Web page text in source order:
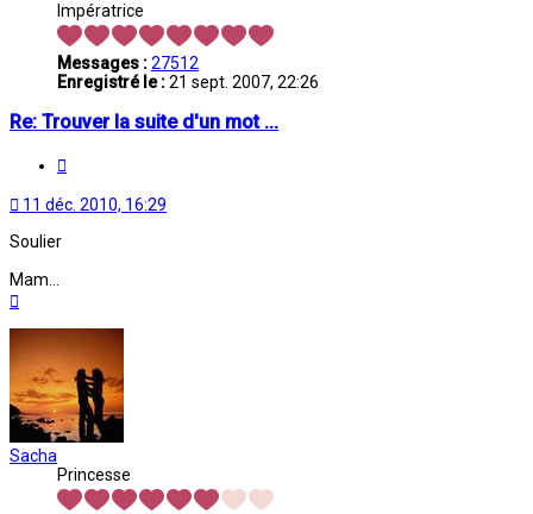
Impératrice
Messages :27512
Enregistré le :21 sept. 2007, 22:26
Re: Trouver la suite d'un mot ...
11 déc. 2010, 16:29
Soulier
Mam...
Sacha
Princesse